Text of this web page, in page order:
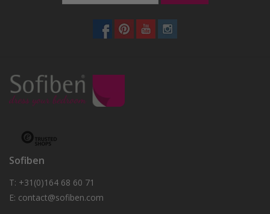
Sofiben
T: +31(0)164 68 60 71
E: contact@sofiben.com